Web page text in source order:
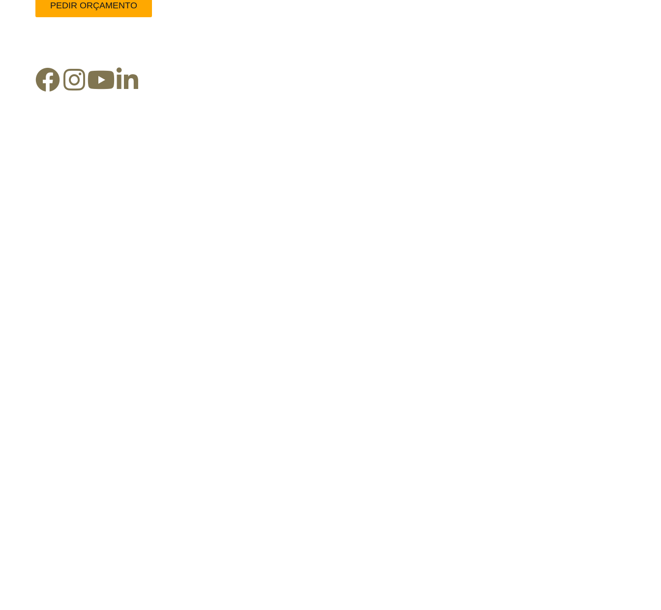
PEDIR ORÇAMENTO